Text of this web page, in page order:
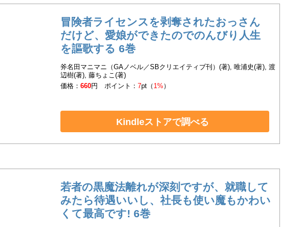
冒険者ライセンスを剥奪されたおっさん
だけど、愛娘ができたのでのんびり人生
を謳歌する 6巻
斧名田マニマニ（GAノベル／SBクリエイティブ刊）(著), 唯浦史(著), 渡
辺樹(著), 藤ちょこ(著)
価格：660円 ポイント：7pt（ 1% ）
Kindleストアで調べる
若者の黒魔法離れが深刻ですが、就職して
みたら待遇いいし、社長も使い魔もかわい
くて最高です! 6巻